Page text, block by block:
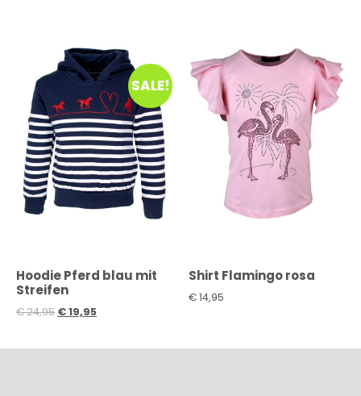
SALE!
Hoodie Pferd blau mit
Streifen
€24,95 €19,95
Shirt Flamingo rosa
€14,95